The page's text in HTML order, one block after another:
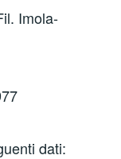
Imola-
dati: